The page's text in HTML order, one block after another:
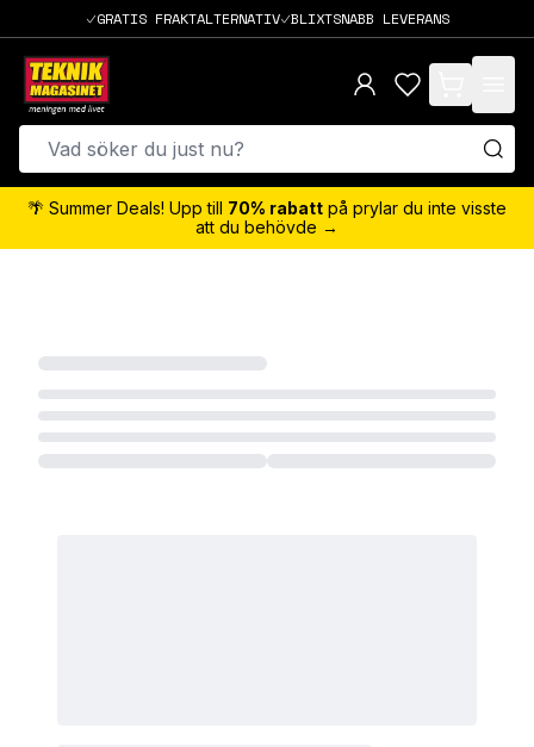
GRATIS FRAKTALTERNATIV BLIXTSNABB LEVERANS
items in cart,
🌴 Summer Deals! Upp till 70% rabatt på prylar du inte visste
att du behövde →